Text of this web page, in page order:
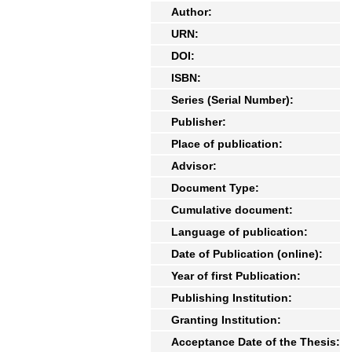
Author:
URN:
DOI:
ISBN:
Series (Serial Number):
Publisher:
Place of publication:
Advisor:
Document Type:
Cumulative document:
Language of publication:
Date of Publication (online):
Year of first Publication:
Publishing Institution:
Granting Institution:
Acceptance Date of the Thesis: